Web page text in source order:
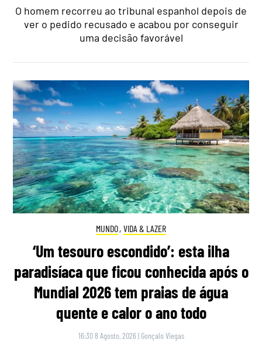
O homem recorreu ao tribunal espanhol depois de
ver o pedido recusado e acabou por conseguir
uma decisão favorável
MUNDO, VIDA & LAZER
‘Um tesouro escondido’: esta ilha
paradisíaca que ficou conhecida após o
Mundial 2026 tem praias de água
quente e calor o ano todo
16:30 8 Agosto, 2026 | Gonçalo Viegas